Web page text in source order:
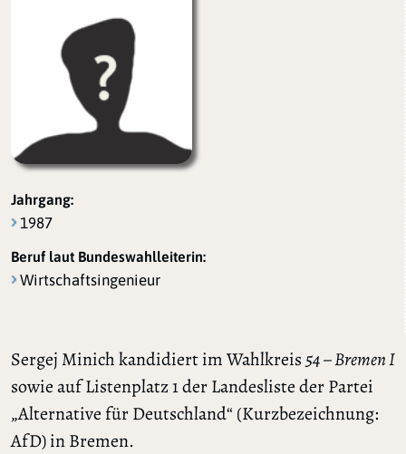
Jahrgang:
1987
Beruf laut Bundeswahlleiterin:
Wirtschaftsingenieur
Sergej Minich kandidiert im Wahlkreis54 – Bremen I
sowie auf Listenplatz 1 der Landesliste der Partei
„Alternative für Deutschland“ (Kurzbezeichnung:
AfD) in Bremen.